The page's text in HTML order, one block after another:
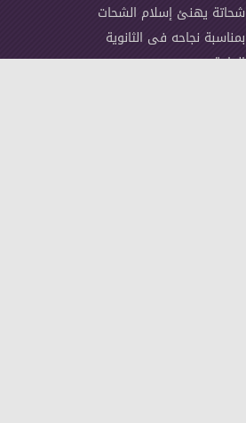
شحاتة يهنئ إسلام الشحات
بمناسبة نجاحه فى الثانوية
العامة